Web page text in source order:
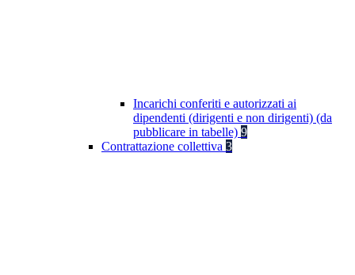
Incarichi conferiti e autorizzati ai
dipendenti (dirigenti e non dirigenti) (da
pubblicare in tabelle) 9
Contrattazione collettiva 3